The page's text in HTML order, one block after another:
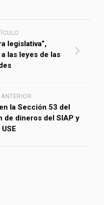
legislativa”,
las leyes de las
la Sección 53 del
de dineros del SIAP y